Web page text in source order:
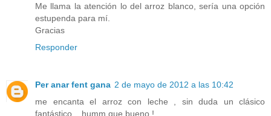
Me llama la atención lo del arroz blanco, sería una opción
estupenda para mí.
Gracias
Responder
Per anar fent gana 2 de mayo de 2012 a las 10:42
me encanta el arroz con leche , sin duda un clásico
fantástico .. humm que bueno !